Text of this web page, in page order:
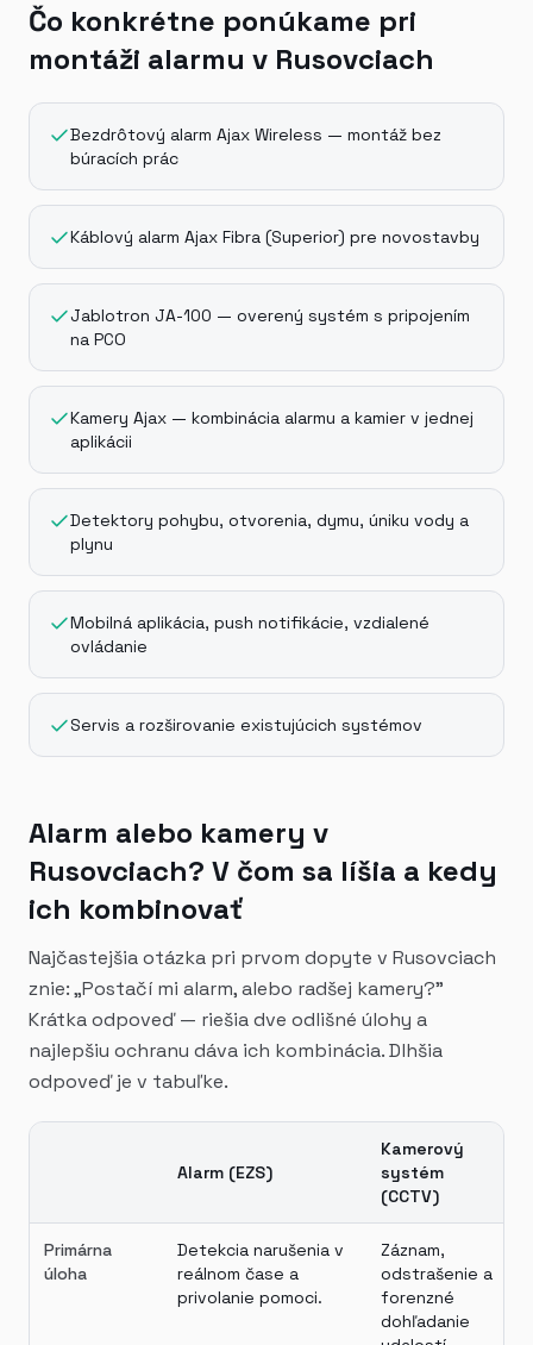
Čo konkrétne ponúkame pri
montáži alarmu v Rusovciach
Bezdrôtový alarm Ajax Wireless — montáž bez
búracích prác
Káblový alarm Ajax Fibra (Superior) pre novostavby
Jablotron JA-100 — overený systém s pripojením
na PCO
Kamery Ajax — kombinácia alarmu a kamier v jednej
aplikácii
Detektory pohybu, otvorenia, dymu, úniku vody a
plynu
Mobilná aplikácia, push notifikácie, vzdialené
ovládanie
Servis a rozširovanie existujúcich systémov
Alarm alebo kamery v
Rusovciach? V čom sa líšia a kedy
ich kombinovať
Najčastejšia otázka pri prvom dopyte v Rusovciach
znie: „Postačí mi alarm, alebo radšej kamery?"
Krátka odpoveď — riešia dve odlišné úlohy a
najlepšiu ochranu dáva ich kombinácia. Dlhšia
odpoveď je v tabuľke.
Alarm (EZS)
Kamerový
systém
(CCTV)
Primárna
úloha
Detekcia narušenia v
reálnom čase a
privolanie pomoci.
Záznam,
odstrašenie a
forenzné
dohľadanie